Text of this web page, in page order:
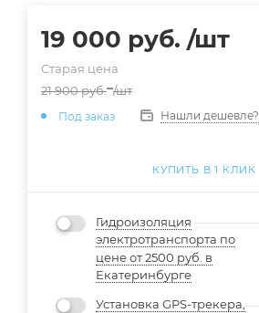
19 000 руб. /шт
Старая цена
21 900руб. /шт
Под заказ Нашли дешевле?
КУПИТЬ В 1 КЛИК
Гидроизоляция
электротранспорта по
цене от 2500 руб. в
Екатеринбурге
Установка GPS-трекера,